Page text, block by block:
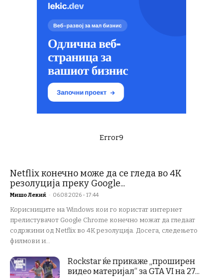
Error9
Netflix конечно може да се гледа во 4K
резолуција преку Google...
Мишо Лекиќ - 06.08.2026 - 17:44
Корисниците на Windows кои го користат интернет
прелистувачот Google Chrome конечно можат да гледаат
содржини од Netflix во 4K резолуција. Досега, следењето
филмови и...
Rockstar ќе прикаже „проширен
видео материјал“ за GTA VI на 27...